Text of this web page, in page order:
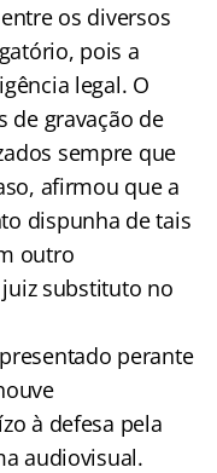
os diversos
pois a
legal. O
de gravação de
sempre que
afirmou que a
dispunha de tais
outro
substituto no
perante
à defesa pela
audiovisual.